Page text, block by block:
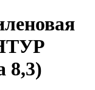
8,3)